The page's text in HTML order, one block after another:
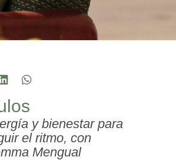
y bienestar para
el ritmo, con
Mengual